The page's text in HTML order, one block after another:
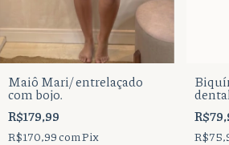
Maiô Mari/ entrelaçado
com bojo.
R$179,99
R$170,99 comPix